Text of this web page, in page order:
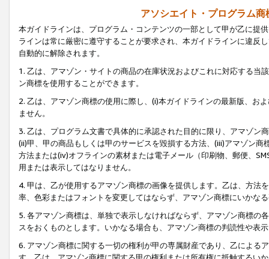
アソシエイト・プログラム
本ガイドラインは、プログラム・コンテンツの一部として甲が乙に提
ラインは常に厳密に遵守することが要求され、本ガイドラインに違反
自動的に解除されます。
1. 乙は、アマゾン・サイトの商品の在庫状況およびこれに対応する
ン商標を使用することができます。
2. 乙は、アマゾン商標の使用に際し、(i)本ガイドラインの最新版、お
ません。
3. 乙は、プログラム文書で具体的に承認された目的に限り、アマゾン
(ii)甲、甲の商品もしくは甲のサービスを毀損する方法、(iii)アマゾン
方法または(iv)オフラインの素材または電子メール（印刷物、郵便、
用または表示してはなりません。
4. 甲は、乙が使用するアマゾン商標の画像を提供します。乙は、方
率、色彩またはフォントを変更してはならず、アマゾン商標にいかな
5. 各アマゾン商標は、単独で表示しなければならず、アマゾン商標
スをおくものとします。いかなる場合も、アマゾン商標の判読性や表
6. アマゾン商標に関する一切の権利が甲の専属財産であり、乙による
す。乙は、アマゾン商標に関する甲の権利または所有権に抵触するい